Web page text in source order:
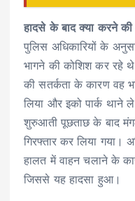
हादसे के बाद क्या करने
पुलिस अधिकारियों के
भागने की कोशिश कर रहे
की सतर्कता के कारण वह
लिया और इको पार्क थाने
शुरुआती पूछताछ के बाद
गिरफ्तार कर लिया गया।
हालत में वाहन चलाने के
जिससे यह हादसा हुआ।